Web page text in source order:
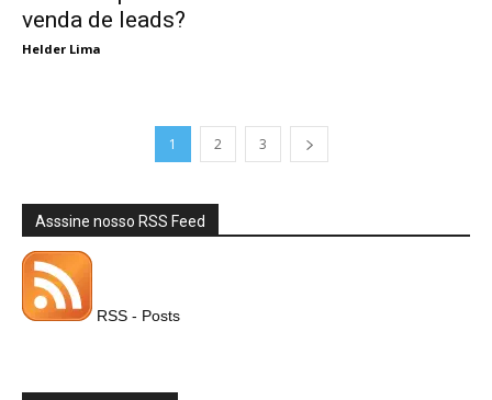
venda de leads?
Helder Lima
1 2 3
Asssine nosso RSS Feed
RSS - Posts